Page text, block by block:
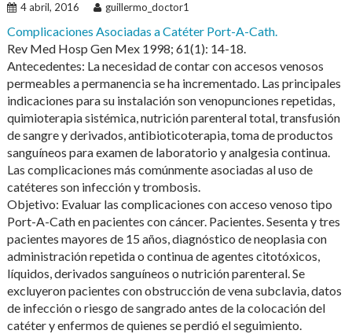
4 abril, 2016 guillermo_doctor1
Complicaciones Asociadas a Catéter Port-A-Cath.
Rev Med Hosp Gen Mex 1998; 61(1): 14-18.
Antecedentes: La necesidad de contar con accesos venosos
permeables a permanencia se ha incrementado. Las principales
indicaciones para su instalación son venopunciones repetidas,
quimioterapia sistémica, nutrición parenteral total, transfusión
de sangre y derivados, antibioticoterapia, toma de productos
sanguíneos para examen de laboratorio y analgesia continua.
Las complicaciones más comúnmente asociadas al uso de
catéteres son infección y trombosis.
Objetivo: Evaluar las complicaciones con acceso venoso tipo
Port-A-Cath en pacientes con cáncer. Pacientes. Sesenta y tres
pacientes mayores de 15 años, diagnóstico de neoplasia con
administración repetida o continua de agentes citotóxicos,
líquidos, derivados sanguíneos o nutrición parenteral. Se
excluyeron pacientes con obstrucción de vena subclavia, datos
de infección o riesgo de sangrado antes de la colocación del
catéter y enfermos de quienes se perdió el seguimiento.